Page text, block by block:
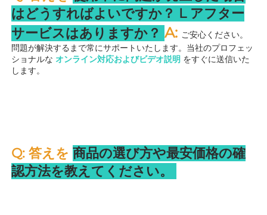
はどうすればよいですか？ L アフター
サービスはありますか？ A: ご安心ください。
問題が解決するまで常にサポートいたします。当社のプロフェッ
ショナルな オンライン対応およびビデオ説明 をすぐに送信いた
します。
Q: 答えを 商品の選び方や最安価格の確
認方法を教えてください。